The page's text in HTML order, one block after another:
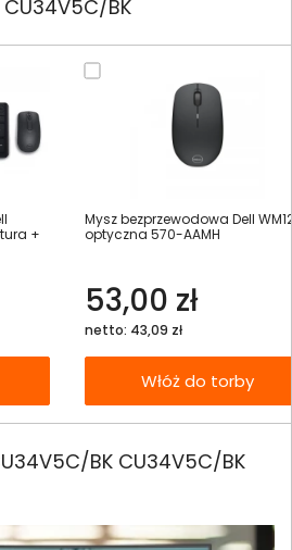
BK
+
Mysz bezprzewodowa Dell
optyczna 570-AAMH
53,00 zł
netto: 43,09 zł
Włóż do torby
BK CU34V5C/BK